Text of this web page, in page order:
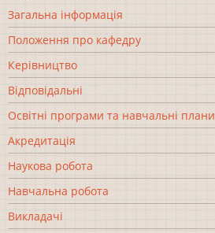
Загальна інформація
Положення про кафедру
Керівництво
Відповідальні
Освітні програми та навчальні плани
Акредитація
Наукова робота
Навчальна робота
Викладачі